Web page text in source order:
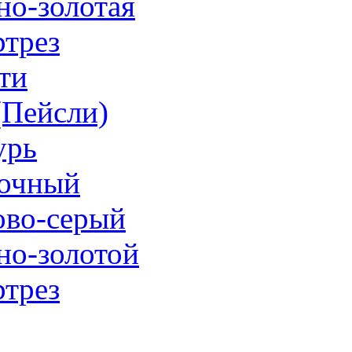
серый
золотой